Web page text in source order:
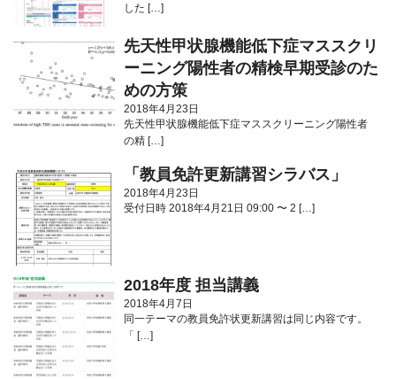
した […]
先天性甲状腺機能低下症マススクリ
ーニング陽性者の精検早期受診のた
めの方策
2018年4月23日
先天性甲状腺機能低下症マススクリーニング陽性者
の精 […]
「教員免許更新講習シラバス」
2018年4月23日
受付日時 2018年4月21日 09:00 〜 2 […]
2018年度 担当講義
2018年4月7日
同一テーマの教員免許状更新講習は同じ内容です。
「 […]